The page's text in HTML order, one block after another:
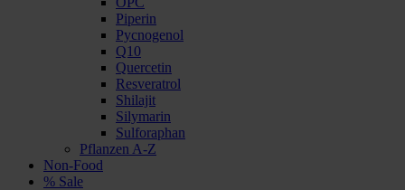
Piperin
Pycnogenol
Q10
Quercetin
Resveratrol
Shilajit
Silymarin
Sulforaphan
Pflanzen A-Z
Non-Food
% Sale